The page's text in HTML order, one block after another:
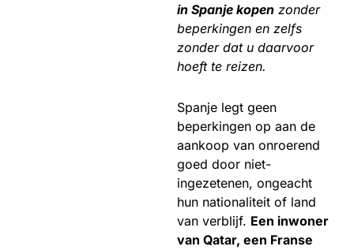
in Spanje kopen zonder
beperkingen en zelfs
zonder dat u daarvoor
hoeft te reizen.
Spanje legt geen
beperkingen op aan de
aankoop van onroerend
goed door niet-
ingezetenen, ongeacht
hun nationaliteit of land
van verblijf. Een inwoner
van Qatar, een Franse